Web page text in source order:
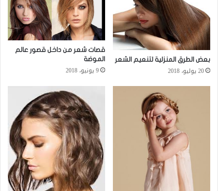
بعض الطرق المنزلية لتنعيم الشعر
20 يوليو، 2018
قصات شعر من داخل قصور عالم
الموضة
9 يونيو، 2018